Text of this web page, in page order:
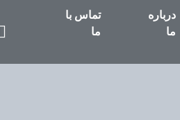
درباره
ما
تماس با
ما